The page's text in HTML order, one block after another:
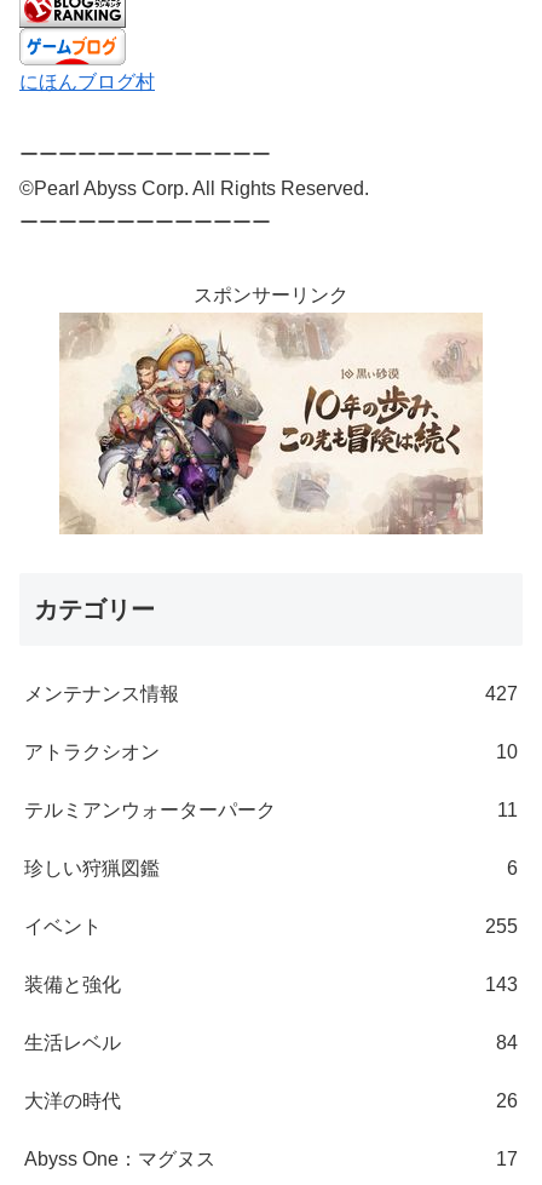
にほんブログ村
ーーーーーーーーーーーーー
©Pearl Abyss Corp. All Rights Reserved.
ーーーーーーーーーーーーー
スポンサーリンク
カテゴリー
メンテナンス情報 427
アトラクシオン 10
テルミアンウォーターパーク 11
珍しい狩猟図鑑 6
イベント 255
装備と強化 143
生活レベル 84
大洋の時代 26
Abyss One：マグヌス 17